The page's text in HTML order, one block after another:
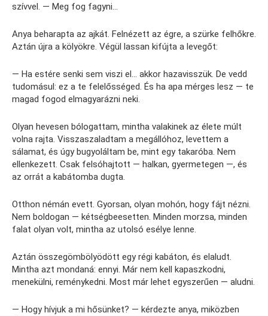
szívvel. — Meg fog fagyni…
Anya beharapta az ajkát. Felnézett az égre, a szürke felhőkre.
Aztán újra a kölyökre. Végül lassan kifújta a levegőt:
— Ha estére senki sem viszi el… akkor hazavisszük. De vedd
tudomásul: ez a te felelősséged. És ha apa mérges lesz — te
magad fogod elmagyarázni neki.
Olyan hevesen bólogattam, mintha valakinek az élete múlt
volna rajta. Visszaszaladtam a megállóhoz, levettem a
sálamat, és úgy bugyoláltam be, mint egy takaróba. Nem
ellenkezett. Csak felsóhajtott — halkan, gyermetegen —, és
az orrát a kabátomba dugta.
Otthon némán evett. Gyorsan, olyan mohón, hogy fájt nézni.
Nem boldogan — kétségbeesetten. Minden morzsa, minden
falat olyan volt, mintha az utolsó esélye lenne.
Aztán összegömbölyödött egy régi kabáton, és elaludt.
Mintha azt mondaná: ennyi. Már nem kell kapaszkodni,
menekülni, reménykedni. Most már lehet egyszerűen — aludni.
— Hogy hívjuk a mi hősünket? — kérdezte anya, miközben